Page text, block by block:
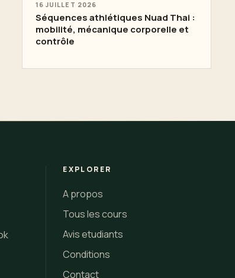
16 JUILLET 2026
Séquences athlétiques Nuad Thai :
mobilité, mécanique corporelle et
contrôle
EXPLORER
A propos
Tous les cours
Avis etudiants
Conditions
Contact